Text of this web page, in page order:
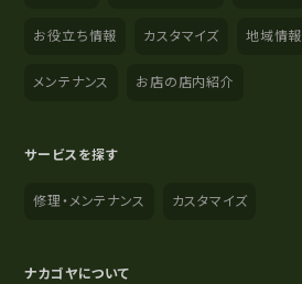
お役立ち情報 カスタマイズ 地域情報
メンテナンス お店の店内紹介
サービスを探す
修理・メンテナンス カスタマイズ
ナカゴヤについて